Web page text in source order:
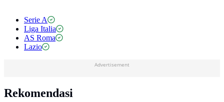
Serie A
Liga Italia
AS Roma
Lazio
Advertisement
Rekomendasi